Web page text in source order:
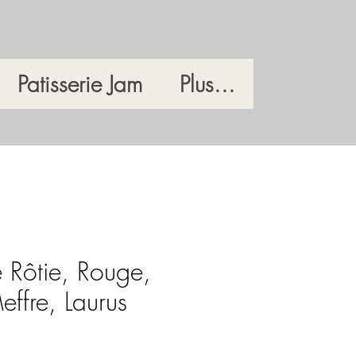
Patisserie Jam Plus...
Rouge,
Laurus